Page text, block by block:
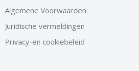
Algemene Voorwaarden
Juridische vermeldingen
Privacy-en cookiebeleid